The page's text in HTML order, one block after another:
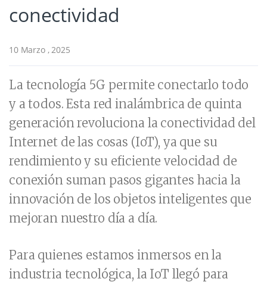
conectividad
10 Marzo , 2025
La tecnología 5G permite conectarlo todo
y a todos. Esta red inalámbrica de quinta
generación revoluciona la conectividad del
Internet de las cosas (IoT), ya que su
rendimiento y su eficiente velocidad de
conexión suman pasos gigantes hacia la
innovación de los objetos inteligentes que
mejoran nuestro día a día.
Para quienes estamos inmersos en la
industria tecnológica, la IoT llegó para